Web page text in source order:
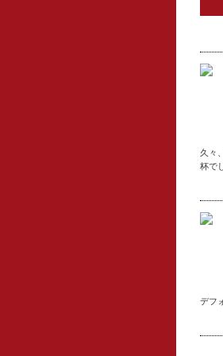
久々
杯で
デフ